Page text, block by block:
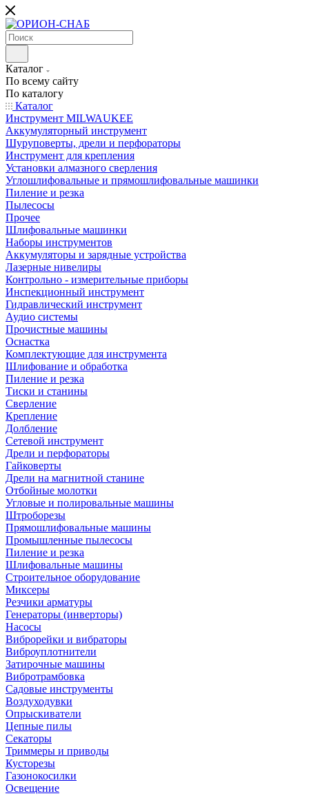
Каталог
По всему сайту
По каталогу
Каталог
Инструмент MILWAUKEE
Аккумуляторный инструмент
Шуруповерты, дрели и перфораторы
Инструмент для крепления
Установки алмазного сверления
Углошлифовальные и прямошлифовальные машинки
Пиление и резка
Пылесосы
Прочее
Шлифовальные машинки
Наборы инструментов
Аккумуляторы и зарядные устройства
Лазерные нивелиры
Контрольно - измерительные приборы
Инспекционный инструмент
Гидравлический инструмент
Аудио системы
Прочистные машины
Оснастка
Комплектующие для инструмента
Шлифование и обработка
Пиление и резка
Тиски и станины
Сверление
Крепление
Долбление
Сетевой инструмент
Дрели и перфораторы
Гайковерты
Дрели на магнитной станине
Отбойные молотки
Угловые и полировальные машины
Штроборезы
Прямошлифовальные машины
Промышленные пылесосы
Пиление и резка
Шлифовальные машины
Строительное оборудование
Миксеры
Резчики арматуры
Генераторы (инверторы)
Насосы
Виброрейки и вибраторы
Виброуплотнители
Затирочные машины
Вибротрамбовка
Садовые инструменты
Воздуходувки
Опрыскиватели
Цепные пилы
Секаторы
Триммеры и приводы
Кусторезы
Газонокосилки
Освещение